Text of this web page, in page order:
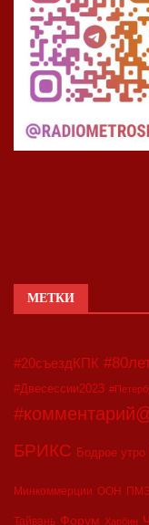
МЕТКИ
#20съездКПК
#Двесессии2023
БРИКС Бодрое утро
Минкоммерции ООН
Тайвань Форум Харбин